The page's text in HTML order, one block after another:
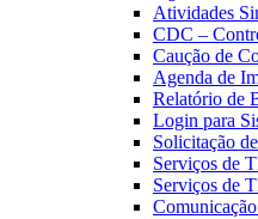
Atividades
CDC –
Caução de
Agenda de
Relatório de
Login para
Solicitação
Serviços de
Serviços de